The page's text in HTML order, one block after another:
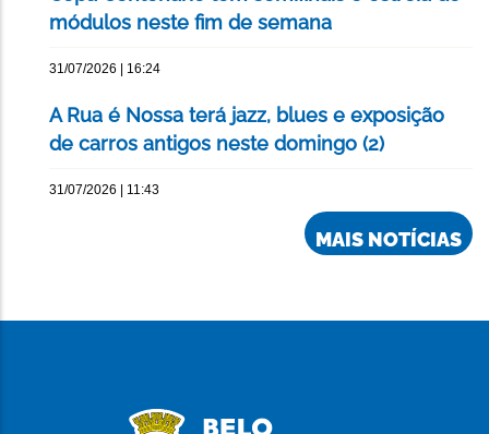
módulos neste fim de semana
31/07/2026 | 16:24
A Rua é Nossa terá jazz, blues e exposição
de carros antigos neste domingo (2)
31/07/2026 | 11:43
MAIS NOTÍCIAS